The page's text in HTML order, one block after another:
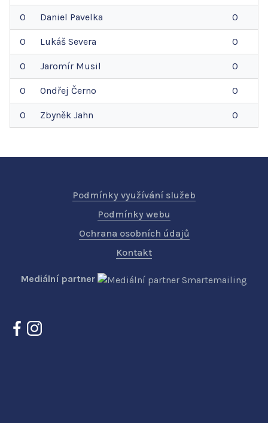
0 Daniel Pavelka 0
0 Lukáš Severa 0
0 Jaromír Musil 0
0 Ondřej Černo 0
0 Zbyněk Jahn 0
Podmínky využívání služeb
Podmínky webu
Ochrana osobních údajů
Kontakt
Mediální partner